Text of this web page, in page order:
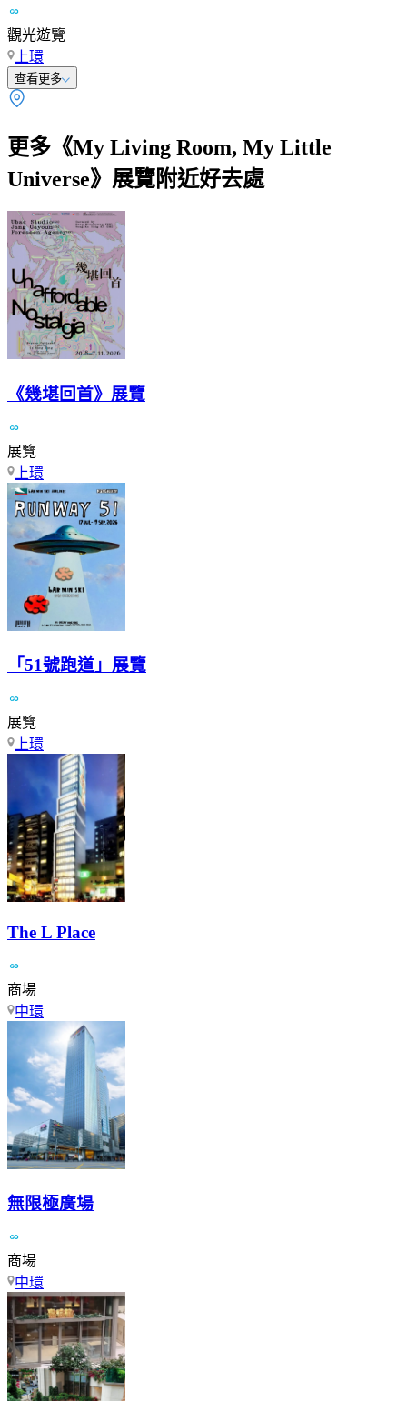
觀光遊覽
上環
查看更多
更多《My Living Room, My Little
Universe》展覽附近好去處
《幾堪回首》展覽
展覽
上環
「51號跑道」展覽
展覽
上環
The L Place
商場
中環
無限極廣場
商場
中環